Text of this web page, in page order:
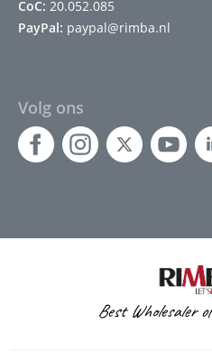
CoC: 20.052.085
PayPal: paypal@rimba.nl
Volg ons
Best Wholesaler